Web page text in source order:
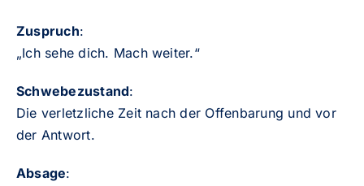
Zuspruch:
„Ich sehe dich. Mach weiter.“
Schwebezustand:
Die verletzliche Zeit nach der Offenbarung und vor
der Antwort.
Absage: